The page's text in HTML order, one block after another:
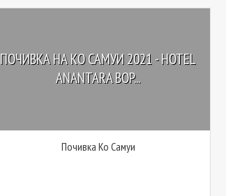
ПОЧИВКА НА КО САМУИ 2021 - HOTEL
ANANTARA BOP...
Почивка Ко Самуи